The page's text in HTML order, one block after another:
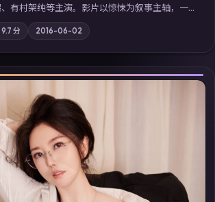
有村架纯等主演。影片以惊悚为叙事主轴，一
入不可撤回的连锁反应；摄影与配乐强化地域气
「国产免费观看高清电视剧在线看」延展检索
畅享高清在线追剧体验。
9.7 分 2016-06-02
▶